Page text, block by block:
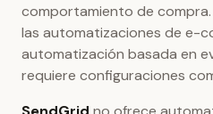
comportamiento de compra.
las automatizaciones de e-
automatización basada en
requiere configuraciones